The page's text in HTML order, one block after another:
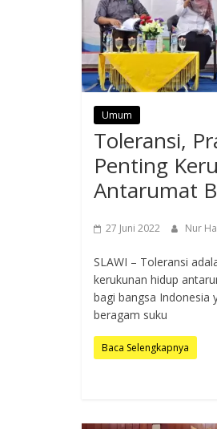
Umum
Toleransi,
Penting
Antarumat
27 Juni 2022 Nur
SLAWI – Toleransi
kerukunan hidup
bagi bangsa Indonesia
beragam suku
Baca Selengkapnya